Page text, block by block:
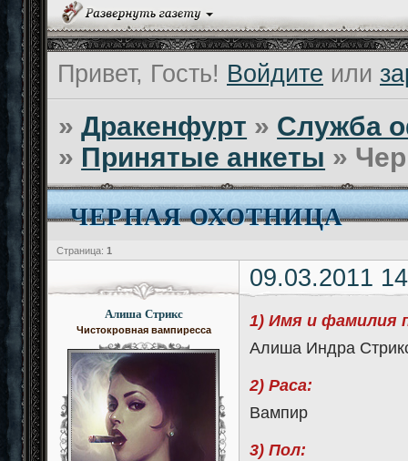
Привет, Гость! Войдите или
»Дракенфурт » Служба
» Принятые анкеты »
ЧЕРНАЯ ОХОТНИЦА
Страница: 1
09.03.2011
Алиша Стрикс
Чистокровная вампиресса
1) Имя и фамилия
Алиша Индра
2) Раса:
Вампир
3) Пол: